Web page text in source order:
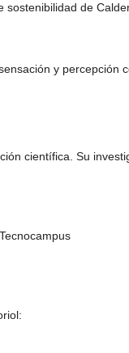
sostenibilidad de
y percepción
científica. Su